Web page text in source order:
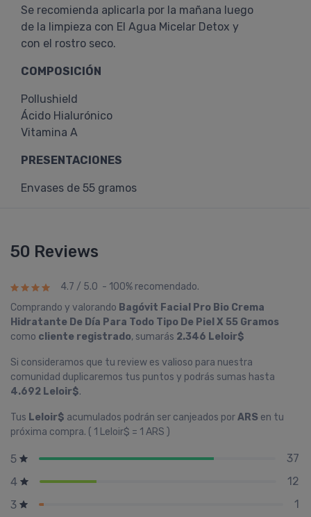
Se recomienda aplicarla por la mañana luego
de la limpieza con El Agua Micelar Detox y
con el rostro seco.
COMPOSICIÓN
Pollushield
Ácido Hialurónico
Vitamina A
PRESENTACIONES
Envases de 55 gramos
50 Reviews
4.7 / 5.0 - 100% recomendado.
Comprando y valorando Bagóvit Facial Pro Bio Crema
Hidratante De Dí­a Para Todo Tipo De Piel X 55 Gramos
como cliente registrado, sumarás 2.346 Leloir$
Si consideramos que tu review es valioso para nuestra
comunidad duplicaremos tus puntos y podrás sumas hasta
4.692 Leloir$.
Tus Leloir$ acumulados podrán ser canjeados porARS en tu
próxima compra. ( 1 Leloir$ = 1 ARS )
5
37
4
12
3
1